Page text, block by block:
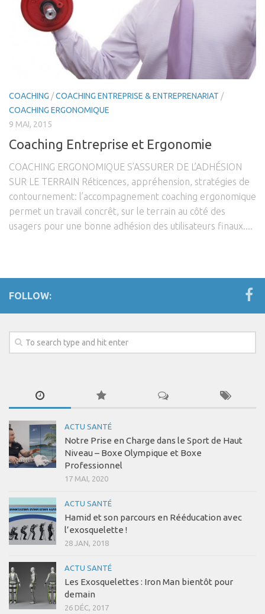
Nutrition et Santé
Les Recettes
Programmes Nutrition
Les Diètes Spécifiques
La Monodiète
Régime Paléo
Régime Sans Gluten
Régime Végétarien
Mincir au Féminin / au Masculin
Les Programmes Fit
Gestion du Poids de Forme
Coaching Mental
Presse
Se connecter
COACHING /COACHING ENTREPRISE & ENTREPRENARIAT /
COACHING ERGONOMIQUE
9 MAI, 2015
Coaching Entreprise et Ergonomie
COACHING ERGONOMIQUE S’ASSURER DE L’ADHÉSION
SUR LE TERRAIN Réticences, appréhension, stratégies de
contournement: l’accompagnement coaching ergonomique
permet un travail concrêt, sur le terrain au côté des
usagers pour une bonne adhésion des utilisateurs finaux....
FOLLOW:
ACTU SANTÉ
Notre Prise en Charge dans le Sport de Haut
Niveau – Boxe Olympique et Boxe
Professionnel
17 MAI, 2020
ACTU SANTÉ
Hamid et son parcours en Rééducation avec
l’exosquelette !
28 JAN, 2018
ACTU SANTÉ
Les Exosquelettes : Iron Man bientôt pour
demain
26 DÉC, 2017